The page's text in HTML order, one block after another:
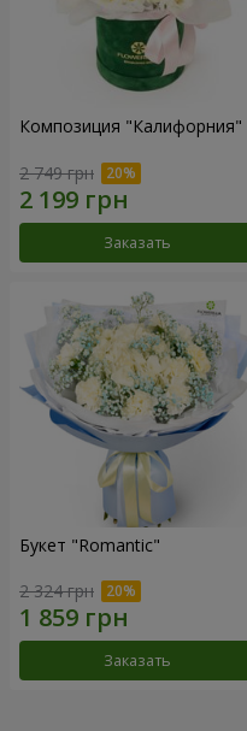
Композиция "Калифорния"
2 749 грн
Заказать
Букет "Romantic"
2 324 грн
Заказать